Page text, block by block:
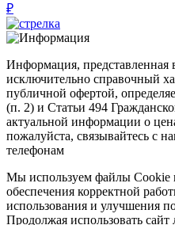
₽
Информация, представленная
исключительно справочный
публичной офертой,
(п. 2) и Статьи 494
актуальной информации о
пожалуйста, связывайтесь с
телефонам
Мы используем файлы Cookie
обеспечения корректной
использования и улучшения
Продолжая использовать